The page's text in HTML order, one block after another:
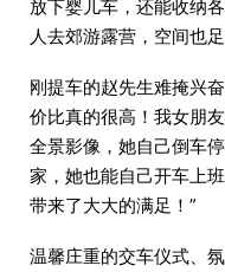
放下婴儿车，还能收纳
人去郊游露营，空间也
刚提车的赵先生难掩兴
价比真的很高！我女朋
全景影像，她自己倒车
家，她也能自己开车上
带来了大大的满足！”
温馨庄重的交车仪式、